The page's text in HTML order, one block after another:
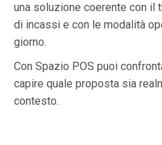
una soluzione coerente con il
di incassi e con le modalità
giorno.
Con Spazio POS puoi
capire quale proposta sia
contesto.